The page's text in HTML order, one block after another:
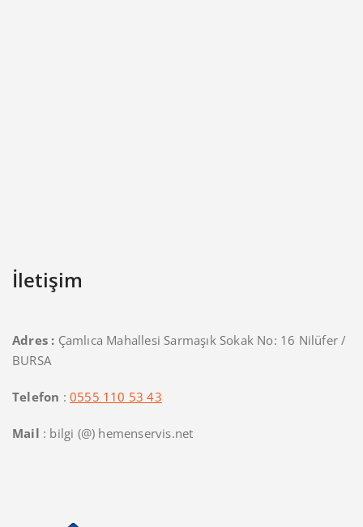
İletişim
Adres : Çamlıca Mahallesi Sarmaşık Sokak No: 16 Nilüfer /
BURSA
Telefon :0555 110 53 43
Mail : bilgi (@) hemenservis.net